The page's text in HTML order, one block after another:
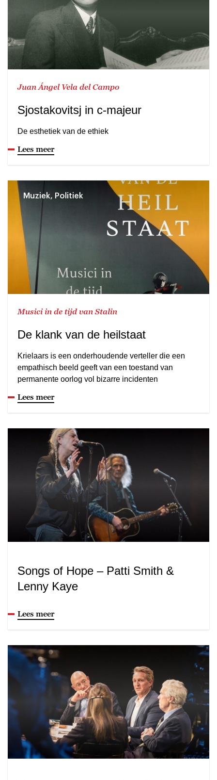
Juan Ángel Vela del Campo
Sjostakovitsj in c-majeur
De esthetiek van de ethiek
Lees meer
Muziek, Politiek
Musici in de tijd van Stalin
De klank van de heilstaat
Krielaars is een onderhoudende verteller die een
empathisch beeld geeft van een toestand van
permanente oorlog vol bizarre incidenten
Lees meer
Songs of Hope – Patti Smith &
Lenny Kaye
Lees meer